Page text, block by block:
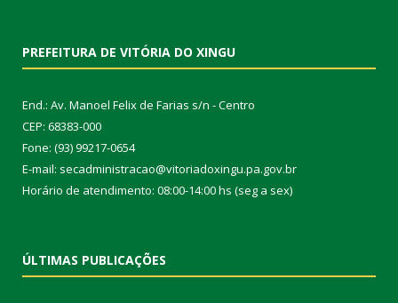
PREFEITURA DE VITÓRIA DO XINGU
End.: Av. Manoel Felix de Farias s/n - Centro
CEP: 68383-000
Fone: (93) 99217-0654
E-mail: secadministracao@vitoriadoxingu.pa.gov.br
Horário de atendimento: 08:00-14:00 hs (seg a sex)
ÚLTIMAS PUBLICAÇÕES